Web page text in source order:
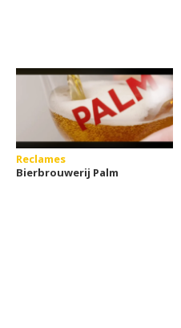
Reclames
Bierbrouwerij Palm